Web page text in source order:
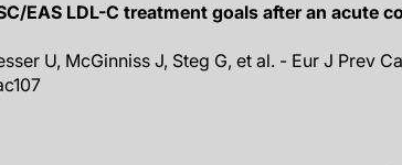
EAS LDL-C treatment goals after an acute
U, McGinniss J, Steg G, et al. - Eur J Prev